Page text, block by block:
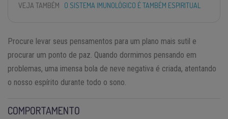
VEJA TAMBÉM O SISTEMA IMUNOLÓGICO É TAMBÉM ESPIRITUAL
Procure levar seus pensamentos para um plano mais sutil e
procurar um ponto de paz. Quando dormimos pensando em
problemas, uma imensa bola de neve negativa é criada, atentando
o nosso espírito durante todo o sono.
COMPORTAMENTO